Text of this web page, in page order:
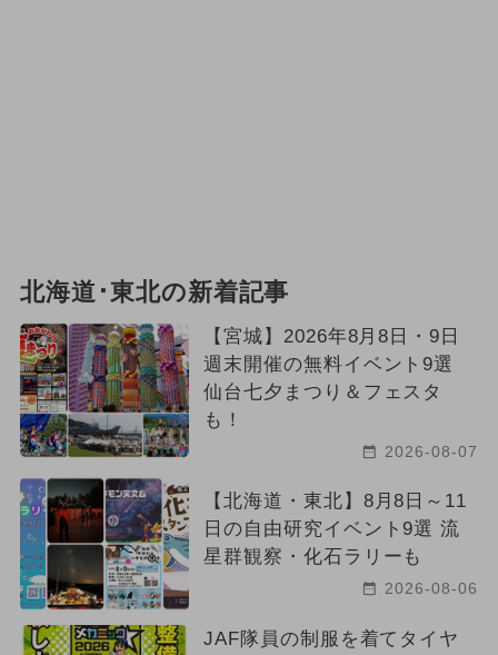
北海道･東北の新着記事
【宮城】2026年8月8日・9日
週末開催の無料イベント9選
仙台七夕まつり＆フェスタ
も！
2026-08-07
【北海道・東北】8月8日～11
日の自由研究イベント9選 流
星群観察・化石ラリーも
2026-08-06
JAF隊員の制服を着てタイヤ